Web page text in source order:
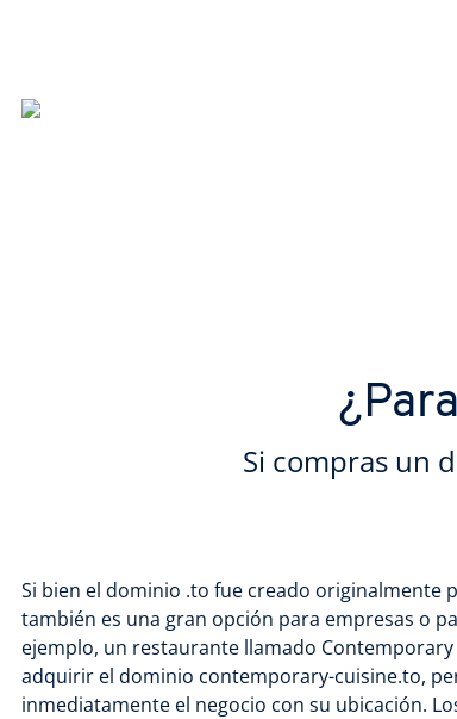
Si compras un
Si bien el dominio .to fue creado originalmente
también es una gran opción para empresas o
ejemplo, un restaurante llamado
adquirir el dominio contemporary-cuisine.to,
inmediatamente el negocio con su ubicación.